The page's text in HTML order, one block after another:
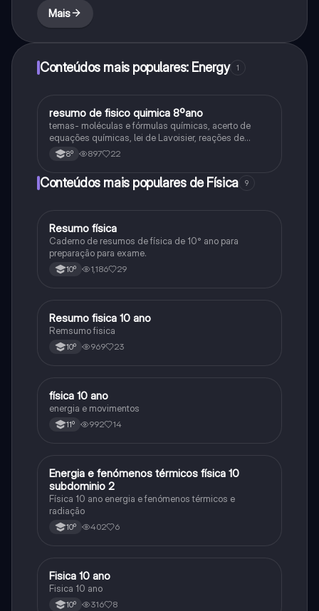
Mais
Conteúdos mais populares: Energy 1
Fisica e Quimica
resumo de fisico quimica 8ºano
temas- moléculas e fórmulas químicas, acerto de
equações químicas, lei de Lavoisier, reações de
combustão, ácidos e bases,
8º 897 22
Conteúdos mais populares de Física 9
Física
Resumo física
Caderno de resumos de física de 10° ano para
preparação para exame.
10º 1,186 29
Física
Resumo fisica 10 ano
Remsumo fisica
10º 969 23
Física
física 10 ano
energia e movimentos
11º 992 14
Física
Energia e fenómenos térmicos física 10
subdominio 2
Física 10 ano energia e fenómenos térmicos e
radiação
10º 402 6
Física
Fisica 10 ano
Fisica 10 ano
10º 316 8